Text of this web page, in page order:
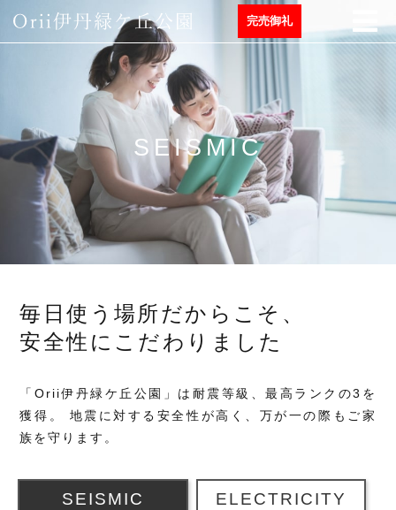
完売御礼
SEISMIC
毎日使う場所だからこそ、
安全性にこだわりました
「Orii伊丹緑ケ丘公園」は耐震等級、最高ランクの3を
獲得。
地震に対する安全性が高く、万が一の際もご家
族を守ります。
SEISMIC ELECTRICITY